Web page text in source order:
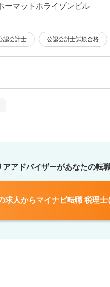
マットホライゾンビル
認会計士 公認会計士試験合格
アアドバイザーがあなたの転
求人からマイナビ転職 税理士